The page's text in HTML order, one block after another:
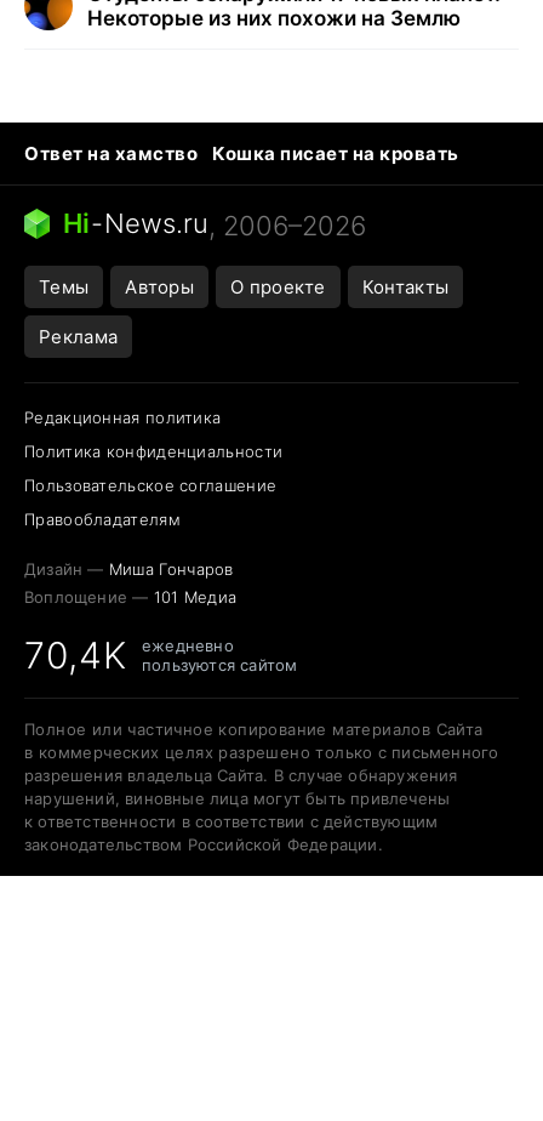
Некоторые из них похожи на Землю
Ответ на хамство
Кошка писает на кровать
Тунцы в океанариуме
Следующая пандемия
Ядовитые пауки России
Открытие в Google Maps
Hi-News.ru, 2006–2026
Темы Авторы О проекте Контакты
Реклама
Редакционная политика
Политика конфиденциальности
Пользовательское соглашение
Правообладателям
Дизайн — Миша Гончаров
Воплощение — 101 Медиа
70,4K
ежедневно
пользуются сайтом
Полное или частичное копирование материалов Сайта
в коммерческих целях разрешено только с письменного
разрешения владельца Сайта. В случае обнаружения
нарушений, виновные лица могут быть привлечены
к ответственности в соответствии с действующим
законодательством Российской Федерации.